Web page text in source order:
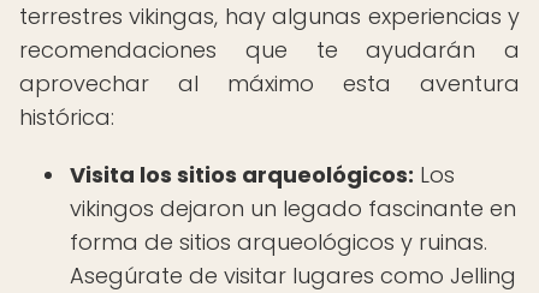
terrestres vikingas, hay algunas experiencias y
recomendaciones que te ayudarán a
aprovechar al máximo esta aventura
histórica:
Visita los sitios arqueológicos: Los
vikingos dejaron un legado fascinante en
forma de sitios arqueológicos y ruinas.
Asegúrate de visitar lugares como Jelling